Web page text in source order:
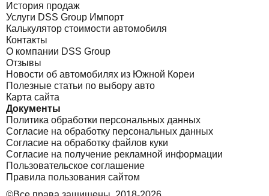
История продаж
Услуги DSS Group Импорт
Калькулятор стоимости автомобиля
Контакты
О компании DSS Group
Отзывы
Новости об автомобилях из Южной Кореи
Полезные статьи по выбору авто
Карта сайта
Документы
Политика обработки персональных данных
Согласие на обработку персональных данных
Согласие на обработку файлов куки
Согласие на получение рекламной информации
Пользовательское соглашение
Правила пользования сайтом